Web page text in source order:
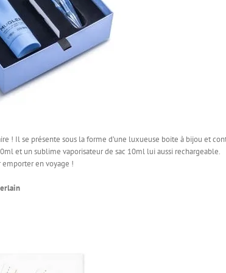
! Il se présente sous la forme d’une luxueuse boite à bijou et
et un sublime vaporisateur de sac 10ml lui aussi rechargeable.
emporter en voyage !